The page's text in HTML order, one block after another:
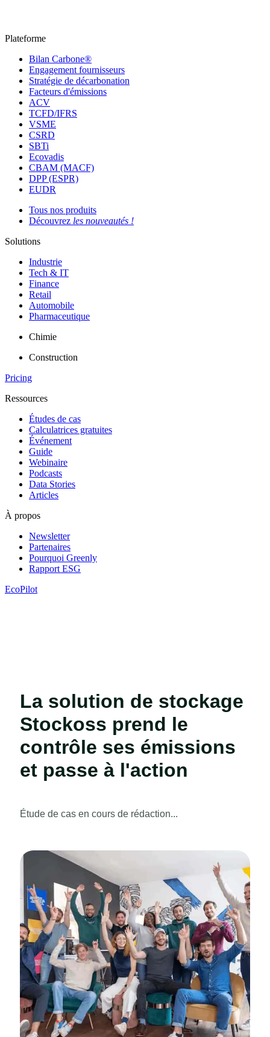
Plateforme
Bilan Carbone®
Engagement fournisseurs
Stratégie de décarbonation
Facteurs d'émissions
ACV
TCFD/IFRS
VSME
CSRD
SBTi
Ecovadis
CBAM (MACF)
DPP (ESPR)
EUDR
Tous nos produits
Découvrez les nouveautés !
Solutions
Industrie
Tech & IT
Finance
Retail
Automobile
Pharmaceutique
Chimie
Construction
Pricing
Ressources
Études de cas
Calculatrices gratuites
Événement
Guide
Webinaire
Podcasts
Data Stories
Articles
À propos
Newsletter
Partenaires
Pourquoi Greenly
Rapport ESG
EcoPilot
La solution de stockage
Stockoss prend le
contrôle ses émissions
et passe à l'action
Étude de cas en cours de rédaction...